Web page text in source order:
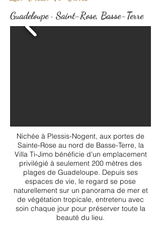
Guadeloupe · Saint-Rose, Basse-Terre
Nichée à Plessis-Nogent, aux portes de
Sainte-Rose au nord de Basse-Terre, la
Villa Ti-Jimo bénéficie d'un emplacement
privilégié à seulement 200 mètres des
plages de Guadeloupe. Depuis ses
espaces de vie, le regard se pose
naturellement sur un panorama de mer et
de végétation tropicale, entretenu avec
soin chaque jour pour préserver toute la
beauté du lieu.